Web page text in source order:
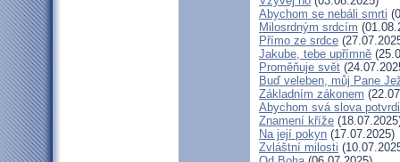
Abychom se nebáli smrti
Milosrdným srdcím
Přímo ze srdce
Jakube, tebe upřímně
Proměňuje svět
Buď veleben, můj Pane
Základním zákonem
Abychom svá slova
Znamení kříže
Na její pokyn (17.07.2025)
Zvláštní milosti